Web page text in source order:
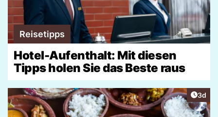
Reisetipps
Hotel-Aufenthalt: Mit diesen
Tipps holen Sie das Beste raus
3d